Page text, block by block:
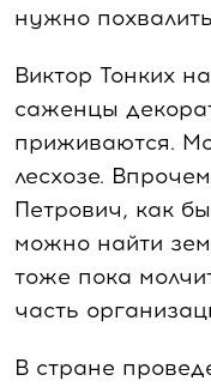
нужно
Виктор Тонких
саженцы
приживаются.
лесхозе.
Петрович, как
можно найти
тоже пока
часть
В стране